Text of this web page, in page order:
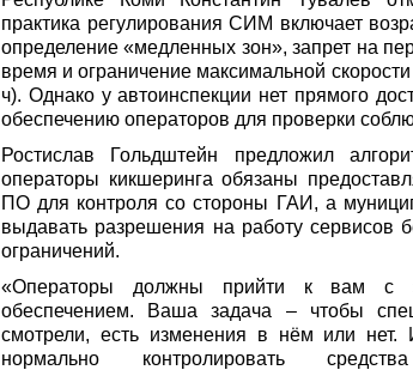
практика регулирования СИМ включает
определение «медленных зон», запрет на
время и ограничение максимальной
ч). Однако у автоинспекции нет прямого
обеспечению операторов для проверки
Ростислав Гольдштейн предложил
операторы кикшеринга обязаны
ПО для контроля со стороны ГАИ, а
выдавать разрешения на работу сервисов
ограничений.
«Операторы должны прийти к вам с
обеспечением. Ваша задача – чтобы
смотрели, есть изменения в нём или
нормально контролировать